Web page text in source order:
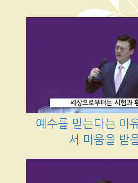
예수를 믿는다는 이
서 미움을 받